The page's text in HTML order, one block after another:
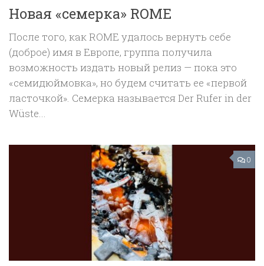
Новая «семерка» ROME
После того, как ROME удалось вернуть себе
(доброе) имя в Европе, группа получила
возможность издать новый релиз — пока это
«семидюймовка», но будем считать ее «первой
ласточкой». Семерка называется Der Rufer in der
Wüste...
0